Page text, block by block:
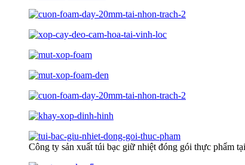
Công ty sản xuất túi bạc giữ nhiệt đóng gói thực phẩm